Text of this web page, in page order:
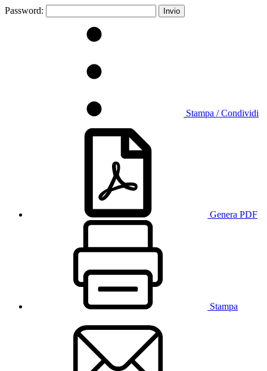
Password:
Stampa / Condividi
Genera PDF
Stampa